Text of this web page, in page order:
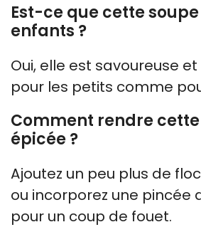
Est-ce que cette
enfants ?
Oui, elle est savoureuse
pour les petits comme
Comment rendre
épicée ?
Ajoutez un peu plus de
ou incorporez une pincée
pour un coup de fouet.